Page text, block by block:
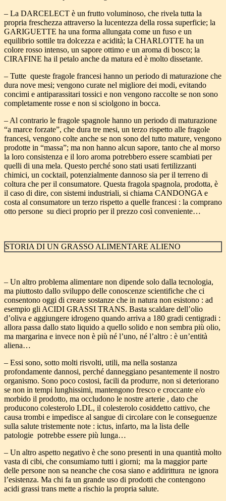
– La DARCELECT è un frutto voluminoso, che rivela tutta la
propria freschezza attraverso la lucentezza della rossa superficie; la
GARIGUETTE ha una forma allungata come un fuso e un
equilibrio sottile tra dolcezza e acidità; la CHARLOTTE ha un
colore rosso intenso, un sapore ottimo e un aroma di bosco; la
CIRAFINE ha il petalo anche da matura ed è molto dissetante.
– Tutte queste fragole francesi hanno un periodo di maturazione che
dura nove mesi; vengono curate nel migliore dei modi, evitando
concimi e antiparassitari tossici e non vengono raccolte se non sono
completamente rosse e non si sciolgono in bocca.
– Al contrario le fragole spagnole hanno un periodo di maturazione
“a marce forzate”, che dura tre mesi, un terzo rispetto alle fragole
francesi, vengono colte anche se non sono del tutto mature, vengono
prodotte in “massa”; ma non hanno alcun sapore, tanto che al morso
la loro consistenza e il loro aroma potrebbero essere scambiati per
quelli di una mela. Questo perché sono stati usati fertilizzanti
chimici, un cocktail, potenzialmente dannoso sia per il terreno di
coltura che per il consumatore. Questa fragola spagnola, prodotta, è
il caso di dire, con sistemi industriali, si chiama CANDONGA e
costa al consumatore un terzo rispetto a quelle francesi : la comprano
otto persone su dieci proprio per il prezzo così conveniente…
STORIA DI UN GRASSO ALIMENTARE ALIENO
– Un altro problema alimentare non dipende solo dalla tecnologia,
ma piuttosto dallo sviluppo delle conoscenze scientifiche che ci
consentono oggi di creare sostanze che in natura non esistono : ad
esempio gli ACIDI GRASSI TRANS. Basta scaldare dell’olio
d’oliva e aggiungere idrogeno quando arriva a 180 gradi centigradi :
allora passa dallo stato liquido a quello solido e non sembra più olio,
ma margarina e invece non è più né l’uno, né l’altro : è un’entità
aliena…
– Essi sono, sotto molti risvolti, utili, ma nella sostanza
profondamente dannosi, perché danneggiano pesantemente il nostro
organismo. Sono poco costosi, facili da produrre, non si deteriorano
se non in tempi lunghissimi, mantengono fresco e croccante e/o
morbido il prodotto, ma occludono le nostre arterie , dato che
producono colesterolo LDL, il colesterolo cosiddetto cattivo, che
causa trombi e impedisce al sangue di circolare con le conseguenze
sulla salute tristemente note : ictus, infarto, ma la lista delle
patologie potrebbe essere più lunga…
– Un altro aspetto negativo è che sono presenti in una quantità molto
vasta di cibi, che consumiamo tutti i giorni; ma la maggior parte
delle persone non sa neanche che cosa siano e addirittura ne ignora
l’esistenza. Ma chi fa un grande uso di prodotti che contengono
acidi grassi trans mette a rischio la propria salute.